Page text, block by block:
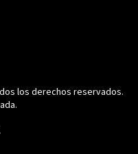
los derechos reservados.